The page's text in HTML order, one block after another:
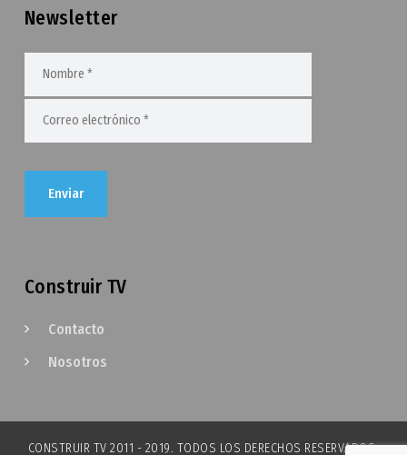
Newsletter
Construir TV
Contacto
Nosotros
CONSTRUIR TV 2011 - 2019. TODOS LOS DERECHOS RESERVADOS.